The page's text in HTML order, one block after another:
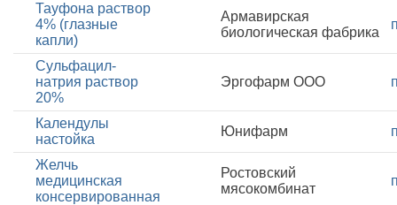
Тауфона раствор
4% (глазные
капли)
Армавирская
биологическая фабрика
Сульфацил-
натрия раствор
20%
Эргофарм ООО
Календулы
настойка
Юнифарм
Желчь
медицинская
консервированная
Ростовский
мясокомбинат